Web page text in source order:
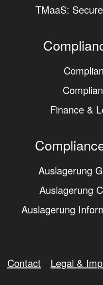
TMaaS:
Finance &
Auslagerung
Auslagerung
Auslagerung
Contact Legal &